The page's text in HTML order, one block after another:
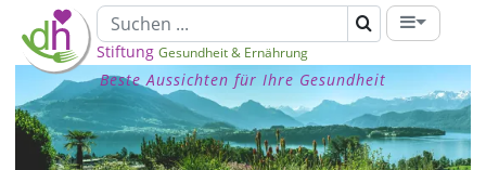
Stiftung Gesundheit & Ernährung
Beste Aussichten für Ihre Gesundheit